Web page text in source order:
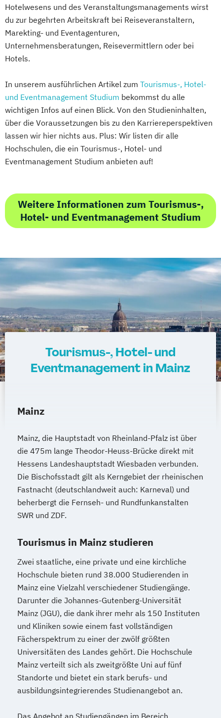
Hotelwesens und des Veranstaltungsmanagements wirst
du zur begehrten Arbeitskraft bei Reiseveranstaltern,
Marekting- und Eventagenturen,
Unternehmensberatungen, Reisevermittlern oder bei
Hotels.
In unserem ausführlichen Artikel zum Tourismus-, Hotel-
und Eventmanagement Studium bekommst du alle
wichtigen Infos auf einen Blick. Von den Studieninhalten,
über die Voraussetzungen bis zu den Karriereperspektiven
lassen wir hier nichts aus. Plus: Wir listen dir alle
Hochschulen, die ein Tourismus-, Hotel- und
Eventmanagement Studium anbieten auf!
Weitere Informationen zum Tourismus-,
Hotel- und Eventmanagement Studium
Tourismus-, Hotel- und
Eventmanagement in Mainz
Mainz
Mainz, die Hauptstadt von Rheinland-Pfalz ist über
die 475m lange Theodor-Heuss-Brücke direkt mit
Hessens Landeshauptstadt Wiesbaden verbunden.
Die Bischofsstadt gilt als Kerngebiet der rheinischen
Fastnacht (deutschlandweit auch: Karneval) und
beherbergt die Fernseh- und Rundfunkanstalten
SWR und ZDF.
Tourismus in Mainz studieren
Zwei staatliche, eine private und eine kirchliche
Hochschule bieten rund 38.000 Studierenden in
Mainz eine Vielzahl verschiedener Studiengänge.
Darunter die Johannes-Gutenberg-Universität
Mainz (JGU), die dank ihrer mehr als 150 Instituten
und Kliniken sowie einem fast vollständigen
Fächerspektrum zu einer der zwölf größten
Universitäten des Landes gehört. Die Hochschule
Mainz verteilt sich als zweitgrößte Uni auf fünf
Standorte und bietet ein stark berufs- und
ausbildungsintegrierendes Studienangebot an.
Das Angebot an Studiengängen im Bereich